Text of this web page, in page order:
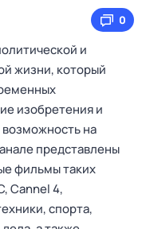
0
и
жизни, который
изобретения и
на
представлены
фильмы таких
Cannel 4,
спорта,